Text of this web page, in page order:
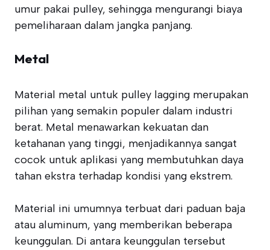
umur pakai pulley, sehingga mengurangi biaya
pemeliharaan dalam jangka panjang.
Metal
Material metal untuk pulley lagging merupakan
pilihan yang semakin populer dalam industri
berat. Metal menawarkan kekuatan dan
ketahanan yang tinggi, menjadikannya sangat
cocok untuk aplikasi yang membutuhkan daya
tahan ekstra terhadap kondisi yang ekstrem.
Material ini umumnya terbuat dari paduan baja
atau aluminum, yang memberikan beberapa
keunggulan. Di antara keunggulan tersebut